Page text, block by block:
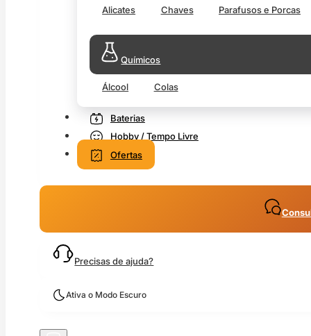
Alicates Chaves Parafusos e Porcas
Químicos
Álcool Colas
Baterias
Hobby / Tempo Livre
Ofertas
Precisas de ajuda?
Ativa o Modo Escuro